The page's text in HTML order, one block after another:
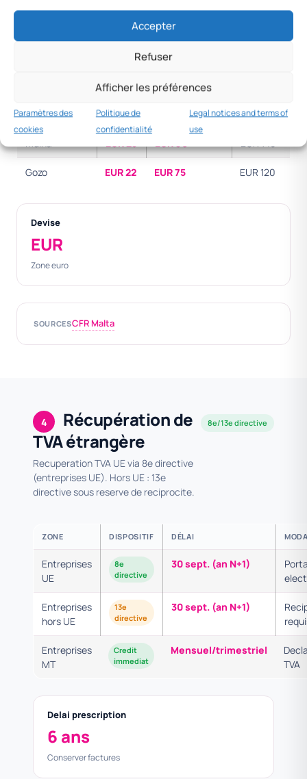
Accepter
Refuser
Afficher les préférences
Paramètres des
cookies
Politique de
confidentialité
Legal notices and terms of
use
HÉBERGEMENT /
NUIT
24H
Julian’s
Mdina EUR 25 EUR 90 EUR 140
Gozo EUR 22 EUR 75 EUR 120
Devise
EUR
Zone euro
SOURCESCFR Malta
4
Récupération de
TVA étrangère
Recuperation TVA UE via 8e directive
(entreprises UE). Hors UE : 13e
directive sous reserve de reciprocite.
8e/13e directive
ZONE DISPOSITIF DÉLAI
Entreprises
UE
8e
directive
30 sept. (an N+1)
Entreprises
hors UE
13e
directive
30 sept. (an N+1)
Entreprises
MT
Credit
immediat
Mensuel/trimestriel
TVA
Delai prescription
6 ans
Conserver factures